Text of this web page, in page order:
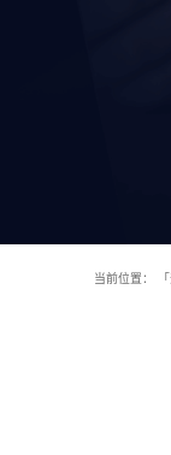
当前位置：